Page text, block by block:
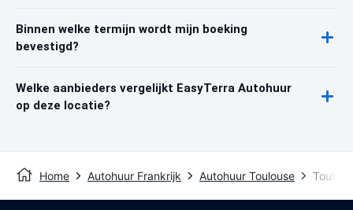
Binnen welke termijn wordt mijn boeking
bevestigd?
Welke aanbieders vergelijkt EasyTerra Autohuur
op deze locatie?
Home Autohuur Frankrijk Autohuur Toulouse